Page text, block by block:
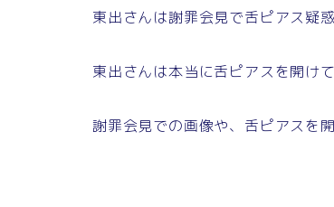
東出さんは謝罪会見で舌ピアス疑
東出さんは本当に舌ピアスを開け
謝罪会見での画像や、舌ピアスを